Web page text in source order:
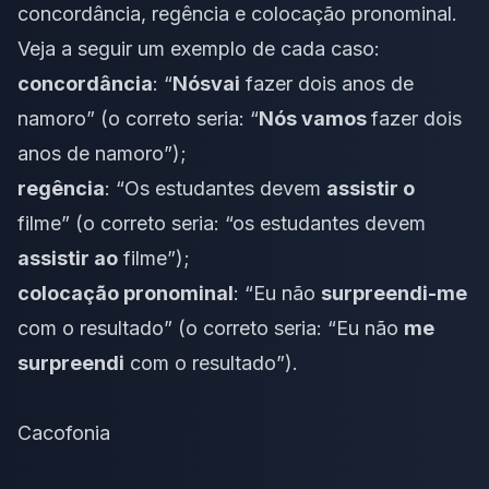
concordância, regência e colocação pronominal.
Veja a seguir um exemplo de cada caso:
concordância: “Nósvai fazer dois anos de
namoro” (o correto seria: “Nós vamosfazer dois
anos de namoro”);
regência: “Os estudantes devem assistir o
filme” (o correto seria: “os estudantes devem
assistir ao filme”);
colocação pronominal: “Eu não surpreendi-me
com o resultado” (o correto seria: “Eu não me
surpreendi com o resultado”).
Cacofonia